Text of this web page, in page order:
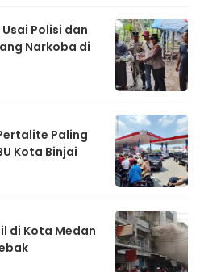
Polisi dan
Narkoba di
Paling
Kota Binjai
di Kota Medan